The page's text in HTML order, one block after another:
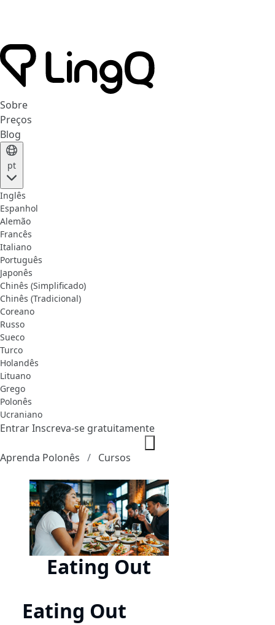
Sobre
Preços
Blog
pt
Inglês
Espanhol
Alemão
Francês
Italiano
Português
Japonês
Chinês (Simplificado)
Chinês (Tradicional)
Coreano
Russo
Sueco
Turco
Holandês
Lituano
Grego
Polonês
Ucraniano
EntrarInscreva-se gratuitamente
Aprenda Polonês Cursos
Eating Out
Eating Out